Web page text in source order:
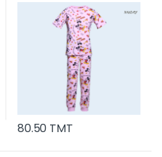
80.50 TMT